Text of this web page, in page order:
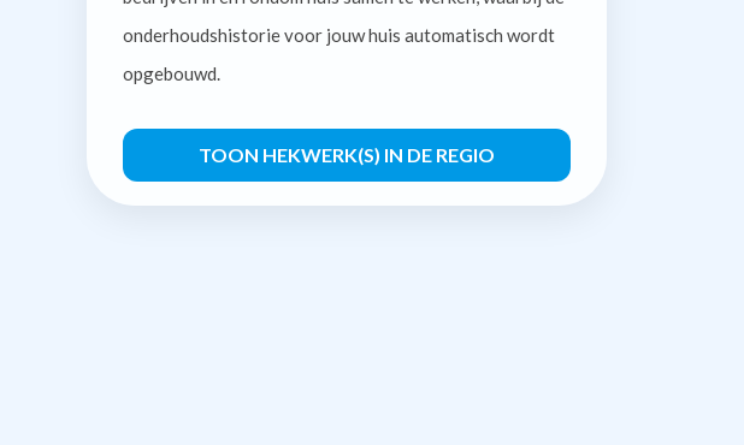
onderhoudshistorie voor jouw huis automatisch wordt
opgebouwd.
TOON HEKWERK(S) IN DE REGIO